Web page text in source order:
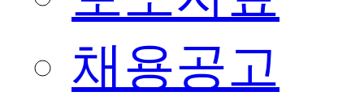
채용공고